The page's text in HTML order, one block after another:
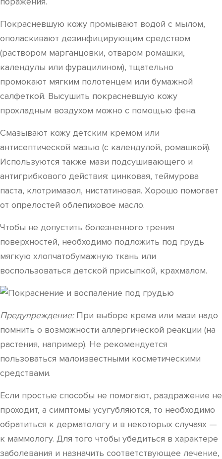
Покрасневшую кожу промывают водой с мылом,
ополаскивают дезинфицирующим средством
(раствором марганцовки, отваром ромашки,
календулы или фурацилином), тщательно
промокают мягким полотенцем или бумажной
салфеткой. Высушить покрасневшую кожу
прохладным воздухом можно с помощью фена.
Смазывают кожу детским кремом или
антисептической мазью (с календулой, ромашкой).
Используются также мази подсушивающего и
антигрибкового действия: цинковая, теймурова
паста, клотримазол, нистатиновая. Хорошо помогает
от опрелостей облепиховое масло.
Чтобы не допустить болезненного трения
поверхностей, необходимо подложить под грудь
мягкую хлопчатобумажную ткань или
воспользоваться детской присыпкой, крахмалом.
Предупреждение:При выборе крема или мази надо
помнить о возможности аллергической реакции (на
растения, например). Не рекомендуется
пользоваться малоизвестными косметическими
средствами.
Если простые способы не помогают, раздражение не
проходит, а симптомы усугубляются, то необходимо
обратиться к дерматологу и в некоторых случаях —
к маммологу. Для того чтобы убедиться в характере
заболевания и назначить соответствующее лечение,